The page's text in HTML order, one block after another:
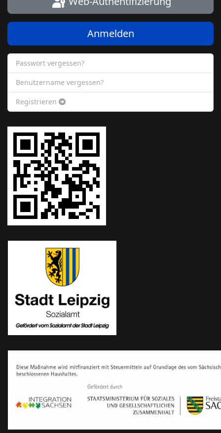
Anmelden
Passwort vergessen?
Benutzername vergessen?
Registrieren